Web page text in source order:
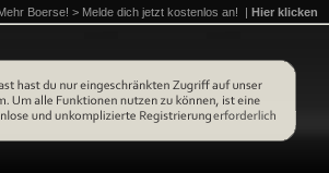
Boerse! > Melde dich jetzt kostenlos an! | Hier klicken